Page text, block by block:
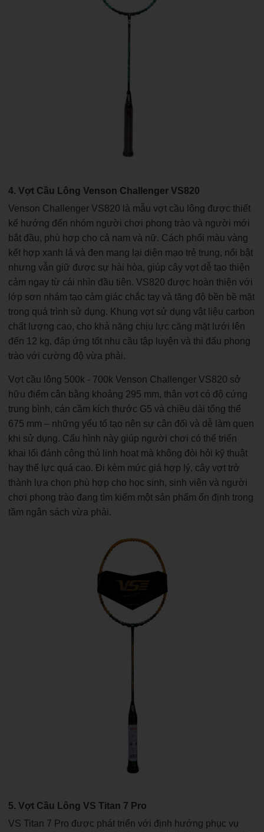
4. Vợt Cầu Lông Venson Challenger VS820
Venson Challenger VS820 là mẫu vợt cầu lông được thiết
kế hướng đến nhóm người chơi phong trào và người mới
bắt đầu, phù hợp cho cả nam và nữ. Cách phối màu vàng
kết hợp xanh lá và đen mang lại diện mạo trẻ trung, nổi bật
nhưng vẫn giữ được sự hài hòa, giúp cây vợt dễ tạo thiện
cảm ngay từ cái nhìn đầu tiên. VS820 được hoàn thiện với
lớp sơn nhám tạo cảm giác chắc tay và tăng độ bền bề mặt
trong quá trình sử dụng. Khung vợt sử dụng vật liệu carbon
chất lượng cao, cho khả năng chịu lực căng mặt lưới lên
đến 12 kg, đáp ứng tốt nhu cầu tập luyện và thi đấu phong
trào với cường độ vừa phải.
Vợt cầu lông 500k - 700k Venson Challenger VS820 sở
hữu điểm cân bằng khoảng 295 mm, thân vợt có độ cứng
trung bình, cán cầm kích thước G5 và chiều dài tổng thể
675 mm – những yếu tố tạo nên sự cân đối và dễ làm quen
khi sử dụng. Cấu hình này giúp người chơi có thể triển
khai lối đánh công thủ linh hoạt mà không đòi hỏi kỹ thuật
hay thể lực quá cao. Đi kèm mức giá hợp lý, cây vợt trở
thành lựa chọn phù hợp cho học sinh, sinh viên và người
chơi phong trào đang tìm kiếm một sản phẩm ổn định trong
tầm ngân sách vừa phải.
5. Vợt Cầu Lông VS Titan 7 Pro
VS Titan 7 Pro được phát triển với định hướng phục vụ